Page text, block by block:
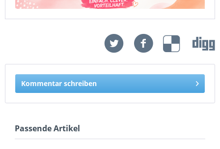
Kommentar schreiben
Passende Artikel